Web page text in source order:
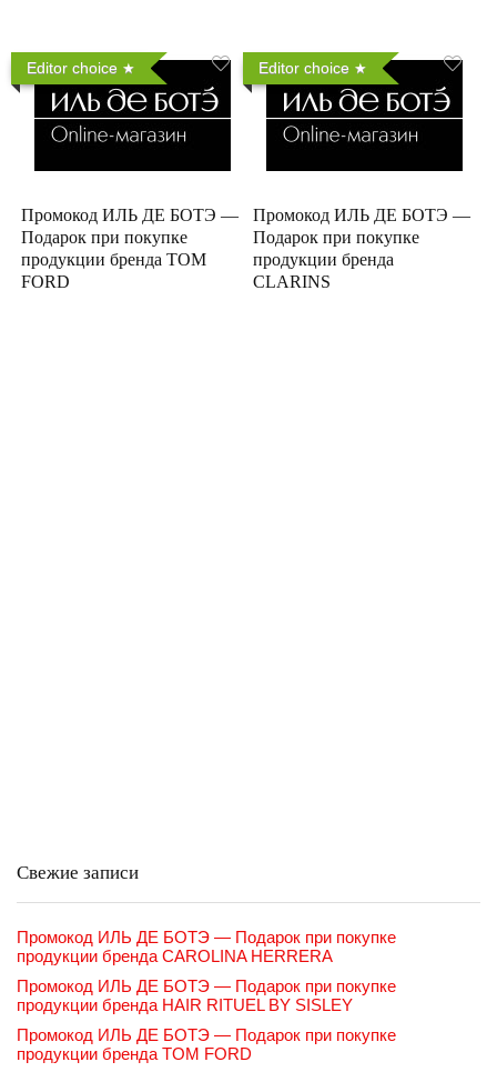
Editor choice
Промокод ИЛЬ ДЕ БОТЭ —
Подарок при покупке
продукции бренда TOM
FORD
Editor choice
Промокод ИЛЬ ДЕ БОТЭ —
Подарок при покупке
продукции бренда
CLARINS
Свежие записи
Промокод ИЛЬ ДЕ БОТЭ — Подарок при покупке
продукции бренда CAROLINA HERRERA
Промокод ИЛЬ ДЕ БОТЭ — Подарок при покупке
продукции бренда HAIR RITUEL BY SISLEY
Промокод ИЛЬ ДЕ БОТЭ — Подарок при покупке
продукции бренда TOM FORD